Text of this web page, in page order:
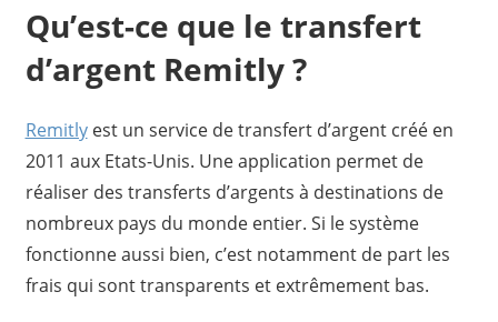
Qu’est-ce que le transfert
d’argent Remitly ?
Remitlyest un service de transfert d’argent créé en
2011 aux Etats-Unis. Une application permet de
réaliser des transferts d’argents à destinations de
nombreux pays du monde entier. Si le système
fonctionne aussi bien, c’est notamment de part les
frais qui sont transparents et extrêmement bas.